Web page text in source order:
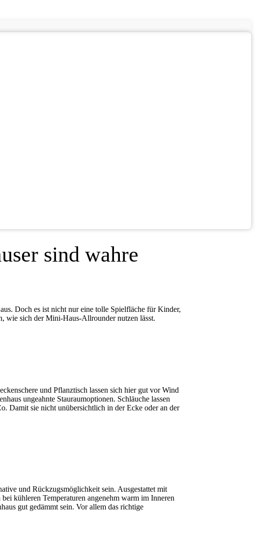
sind wahre
Doch es ist nicht nur eine tolle Spielfläche für Kinder,
wie sich der Mini-Haus-Allrounder nutzen lässt.
und Pflanztisch lassen sich hier gut vor Wind
ungeahnte Stauraumoptionen. Schläuche lassen
Damit sie nicht unübersichtlich in der Ecke oder an der
und Rückzugsmöglichkeit sein. Ausgestattet mit
kühleren Temperaturen angenehm warm im Inneren
gut gedämmt sein. Vor allem das richtige